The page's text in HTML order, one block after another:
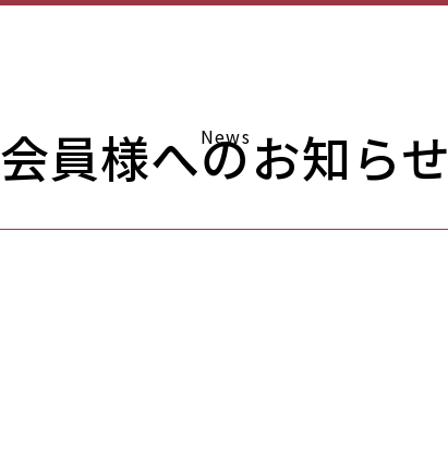
News
会員様へのお知らせ